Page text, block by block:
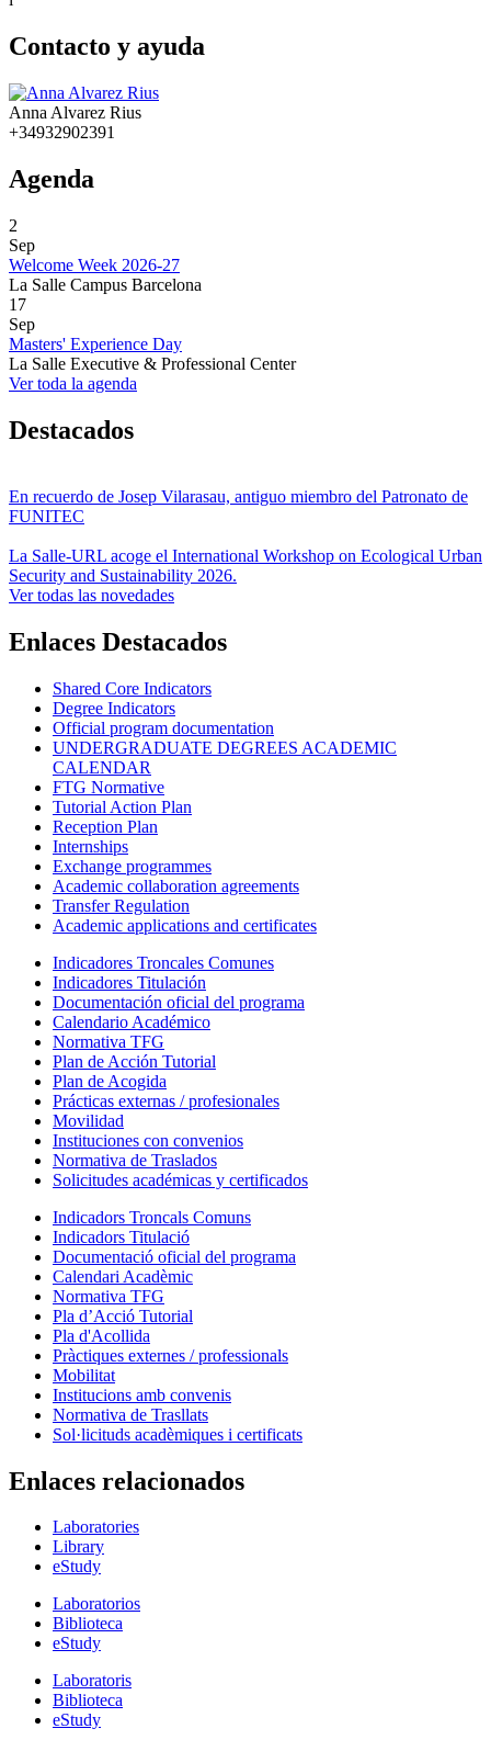
Contacto y ayuda
Anna Alvarez Rius
+34932902391
Agenda
2
Sep
Welcome Week 2026-27
La Salle Campus Barcelona
17
Sep
Masters' Experience Day
La Salle Executive & Professional Center
Ver toda la agenda
Destacados
En recuerdo de Josep Vilarasau, antiguo miembro del Patronato de
FUNITEC
La Salle-URL acoge el International Workshop on Ecological Urban
Security and Sustainability 2026.
Ver todas las novedades
Enlaces Destacados
Shared Core Indicators
Degree Indicators
Official program documentation
UNDERGRADUATE DEGREES ACADEMIC
CALENDAR
FTG Normative
Tutorial Action Plan
Reception Plan
Internships
Exchange programmes
Academic collaboration agreements
Transfer Regulation
Academic applications and certificates
Indicadores Troncales Comunes
Indicadores Titulación
Documentación oficial del programa
Calendario Académico
Normativa TFG
Plan de Acción Tutorial
Plan de Acogida
Prácticas externas / profesionales
Movilidad
Instituciones con convenios
Normativa de Traslados
Solicitudes académicas y certificados
Indicadors Troncals Comuns
Indicadors Titulació
Documentació oficial del programa
Calendari Acadèmic
Normativa TFG
Pla d’Acció Tutorial
Pla d'Acollida
Pràctiques externes / professionals
Mobilitat
Institucions amb convenis
Normativa de Trasllats
Sol·licituds acadèmiques i certificats
Enlaces relacionados
Laboratories
Library
eStudy
Laboratorios
Biblioteca
eStudy
Laboratoris
Biblioteca
eStudy